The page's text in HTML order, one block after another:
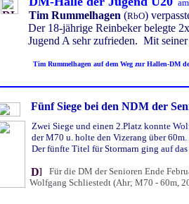
Tim Rummelhagen (RbO)
Der 18-jährige Reinbeker belegte 2x
Jugend A sehr zufrieden. Mit seiner
Tim Rummelhagen auf dem Weg zur Hallen-DM
Fünf Siege bei den NDM der
Zwei Siege und einen 2.Platz konnte
der M70 u. holte den Vizerang über
Der fünfte Titel für Stormarn ging auf
Für die DM der Senioren Ende
Wolfgang Schliestedt (Ahr; M70 - 60m,